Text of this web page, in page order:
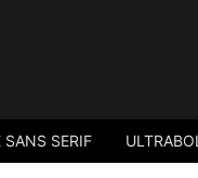
SERIF